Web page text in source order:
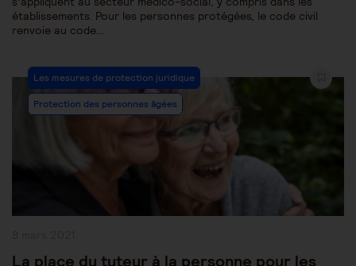
établissements. Pour les personnes protégées, le code civil
renvoie au code…
Post
Category:
Les mesures de protection juridique
Protection des personnes âgées
La place du tuteur à la personne pour les